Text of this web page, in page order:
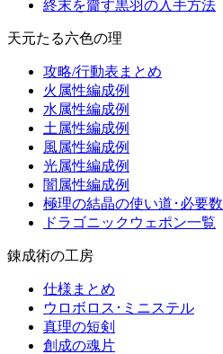
終末を齎す黒羽の入手方法
天元たる六色の理
攻略/行動表まとめ
火属性編成例
水属性編成例
土属性編成例
風属性編成例
光属性編成例
闇属性編成例
極理の結晶の使い道･必要数
ドラゴニックウェポン一覧
錬成術の工房
仕様まとめ
ウロボロス･ミニステル
真理の短剣
創成の魂片